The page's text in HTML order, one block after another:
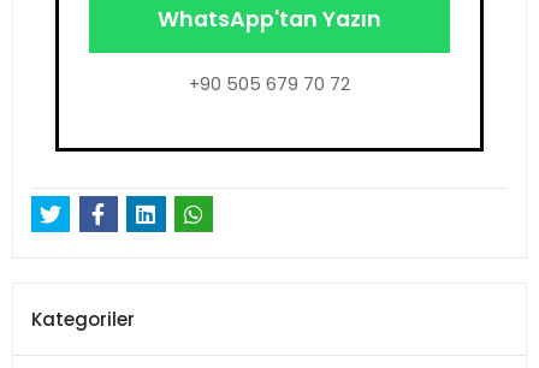
WhatsApp'tan Yazın
+90 505 679 70 72
Kategoriler